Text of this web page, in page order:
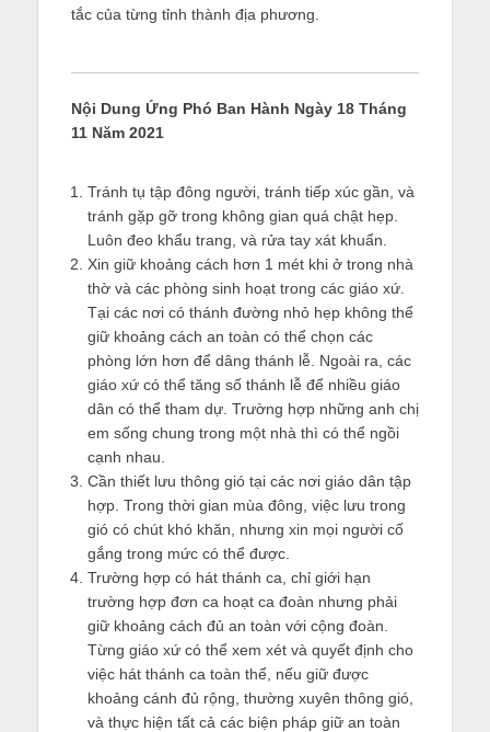
tắc của từng tỉnh thành địa phương.
Nội Dung Ứng Phó Ban Hành Ngày 18 Tháng
11 Năm 2021
Tránh tụ tập đông người, tránh tiếp xúc gần, và
tránh gặp gỡ trong không gian quá chật hẹp.
Luôn đeo khẩu trang, và rửa tay xát khuẩn.
Xin giữ khoảng cách hơn 1 mét khi ở trong nhà
thờ và các phòng sinh hoạt trong các giáo xứ.
Tại các nơi có thánh đường nhỏ hẹp không thể
giữ khoảng cách an toàn có thể chọn các
phòng lớn hơn để dâng thánh lễ. Ngoài ra, các
giáo xứ có thể tăng số thánh lễ để nhiều giáo
dân có thể tham dự. Trường hợp những anh chị
em sống chung trong một nhà thì có thể ngồi
cạnh nhau.
Cần thiết lưu thông gió tại các nơi giáo dân tập
hợp. Trong thời gian mùa đông, việc lưu trong
gió có chút khó khăn, nhưng xin mọi người cố
gắng trong mức có thể được.
Trường hợp có hát thánh ca, chỉ giới hạn
trường hợp đơn ca hoạt ca đoàn nhưng phải
giữ khoảng cách đủ an toàn với cộng đoàn.
Từng giáo xứ có thể xem xét và quyết định cho
việc hát thánh ca toàn thể, nếu giữ được
khoảng cánh đủ rộng, thường xuyên thông gió,
và thực hiện tất cả các biện pháp giữ an toàn